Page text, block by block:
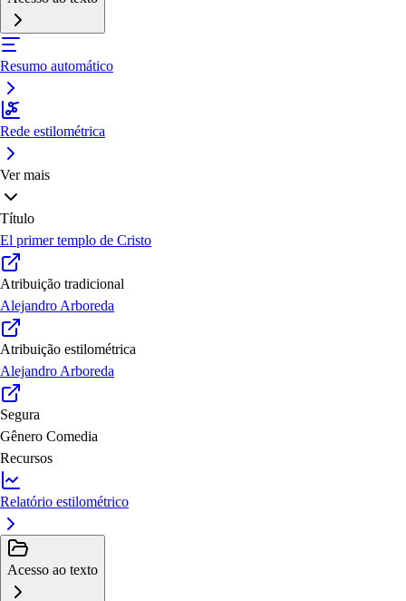
Resumo automático
Rede estilométrica
Ver mais
Título
El primer templo de Cristo
Atribuição tradicional
Alejandro Arboreda
Atribuição estilométrica
Alejandro Arboreda
Segura
Gênero Comedia
Recursos
Relatório estilométrico
Acesso ao texto